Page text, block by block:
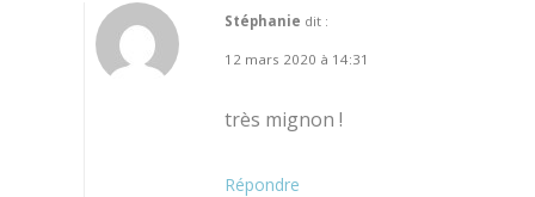
Stéphanie dit :
12 mars 2020 à 14:31
très mignon !
Répondre